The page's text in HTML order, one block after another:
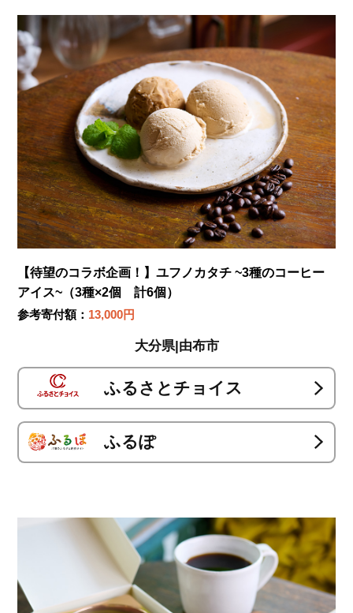
【待望のコラボ企画！】ユフノカタチ ~3種のコーヒー
アイス~（3種×2個 計6個）
参考寄付額： 13,000円
大分県|由布市
ふるさとチョイス
ふるぽ